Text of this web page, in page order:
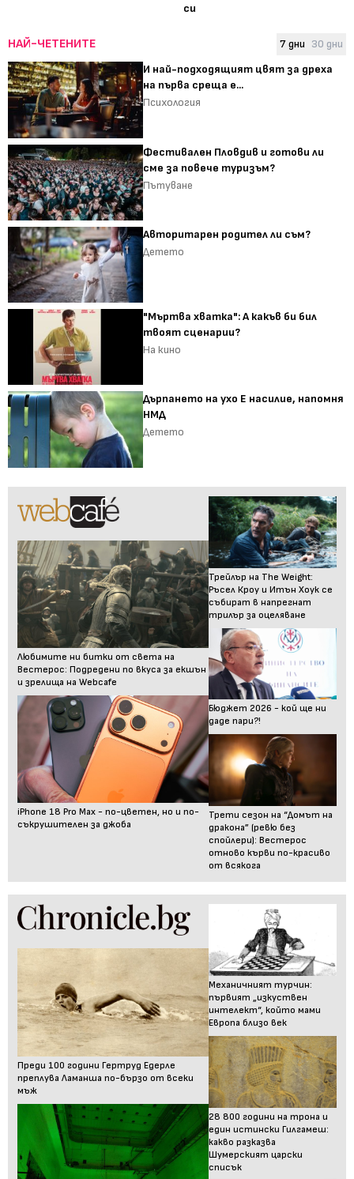
си
НАЙ-ЧЕТЕНИТЕ 7 дни 30 дни
И най-подходящият цвят за дреха
на първа среща е...
Психология
Фестивален Пловдив и готови ли
сме за повече туризъм?
Пътуване
Авторитарен родител ли съм?
Детето
"Мъртва хватка": А какъв би бил
твоят сценарии?
На кино
Дърпането на ухо Е насилие, напомня
НМД
Детето
Любимите ни битки от света на
Вестерос: Подредени по вкуса за екшън
и зрелища на Webcafe
iPhone 18 Pro Max - по-цветен, но и по-
съкрушителен за джоба
Трейлър на The Weight:
Ръсел Кроу и Итън Хоук се
събират в напрегнат
трилър за оцеляване
Бюджет 2026 - кой ще ни
даде пари?!
Трети сезон на “Домът на
дракона” (ревю без
спойлери): Вестерос
отново кърви по-красиво
от всякога
Преди 100 години Гертруд Едерле
преплува Ламанша по-бързо от всеки
мъж
Механичният турчин:
първият „изкуствен
интелект“, който мами
Европа близо век
28 800 години на трона и
един истински Гилгамеш:
какво разказва
Шумерският царски
списък